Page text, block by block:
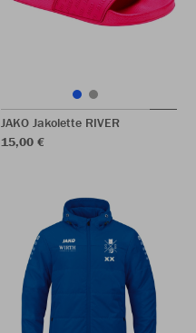
JAKO Jakolette RIVER
15,00 €